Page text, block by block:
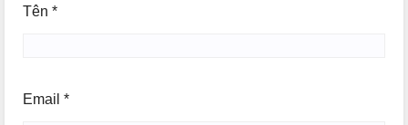
Tên *
Email *